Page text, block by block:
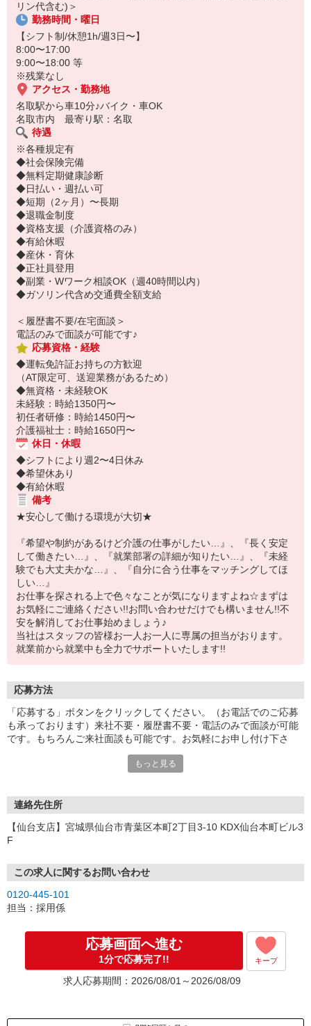
未経験の方も大歓迎です◎
20代・30代・40代・50代幅広く活躍中！
日払い・週払いも対応可能☆
利用希望される方はお気軽にご相談ください。
リン代含む)＞
勤務時間・曜日
【シフト制/休憩1h/週3日〜】
8:00〜17:00
9:00〜18:00 等
※残業なし
アクセス・勤務地
名取駅から車10分♪バイク・車OK
名取市内 最寄り駅：名取
待遇
※各種規定有
◆社会保険完備
◆無料定期健康診断
◆日払い・週払い可
◆短期（2ヶ月）〜長期
◆退職金制度
◆資格支援（介護資格のみ）
◆有給休暇
◆産休・育休
◆正社員登用
◆副業・Wワーク相談OK（週40時間以内）
◆ガソリン代含め交通費全額支給
＜履歴書不要/在宅面談＞
電話のみで面談が可能です♪
応募資格・経験
◆運転免許証お持ちの方歓迎
（AT限定可、送迎業務があるため）
◆無資格・未経験OK
未経験：時給1350円〜
初任者研修：時給1450円〜
介護福祉士：時給1650円〜
休日・休暇
◆シフトにより週2〜4日休み
◆希望休あり
◆有給休暇
備考
★安心して働ける環境が大切★
『希望や制約があるけど介護の仕事がしたい…』、『長く安定
して働きたい…』、『就業部署の詳細が知りたい…』、『未経
験でも大丈夫かな…』、『自分に合う仕事をマッチングしてほ
しい…』
お仕事を探される上で色々なことが気になりますよね☆まずは
お気軽にご連絡ください!!お問い合わせだけでも構いません!!不
安を解消してお仕事始めましょう♪
当社はスタッフの皆様お一人お一人に専属の担当がおります。
就業前から就業中も全力でサポートいたします!!
応募方法
「応募する」ボタンをクリックしてください。（お電話でのご応募
も承っております）来社不要・履歴書不要・電話のみで面談が可能
です。もちろんご来社面談も可能です。お気軽にお申し付け下さ
もっと見る
連絡先住所
【仙台支店】宮城県仙台市青葉区本町2丁目3-10 KDX仙台本町ビル3
F
この求人に関するお問い合わせ
0120-445-101
担当：採用係
応募画面へ進む
1分で応募完了!! キープ
求人応募期間：2026/08/01～2026/08/09